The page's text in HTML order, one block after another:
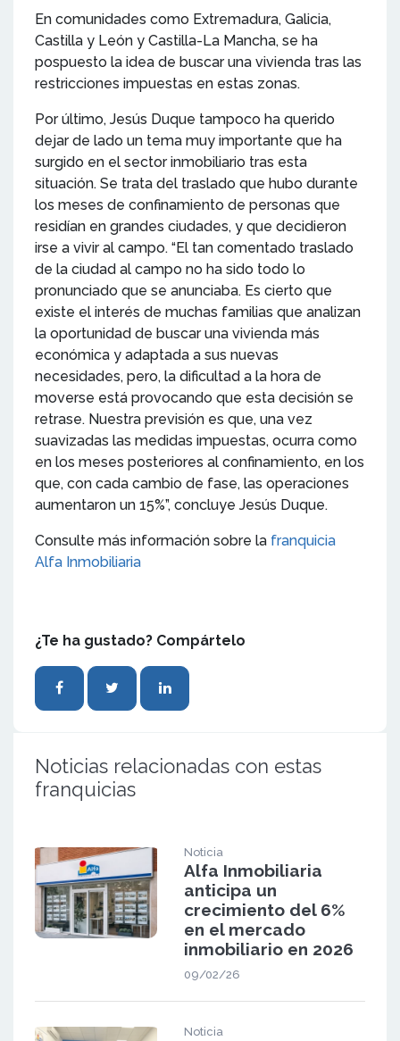
En comunidades como Extremadura, Galicia,
Castilla y León y Castilla-La Mancha, se ha
pospuesto la idea de buscar una vivienda tras las
restricciones impuestas en estas zonas.
Por último, Jesús Duque tampoco ha querido
dejar de lado un tema muy importante que ha
surgido en el sector inmobiliario tras esta
situación. Se trata del traslado que hubo durante
los meses de confinamiento de personas que
residían en grandes ciudades, y que decidieron
irse a vivir al campo. “El tan comentado traslado
de la ciudad al campo no ha sido todo lo
pronunciado que se anunciaba. Es cierto que
existe el interés de muchas familias que analizan
la oportunidad de buscar una vivienda más
económica y adaptada a sus nuevas
necesidades, pero, la dificultad a la hora de
moverse está provocando que esta decisión se
retrase. Nuestra previsión es que, una vez
suavizadas las medidas impuestas, ocurra como
en los meses posteriores al confinamiento, en los
que, con cada cambio de fase, las operaciones
aumentaron un 15%”, concluye Jesús Duque.
Consulte más información sobre la franquicia
Alfa Inmobiliaria
¿Te ha gustado? Compártelo
Noticias relacionadas con estas
franquicias
Noticia
Alfa Inmobiliaria
anticipa un
crecimiento del 6%
en el mercado
inmobiliario en 2026
09/02/26
Noticia